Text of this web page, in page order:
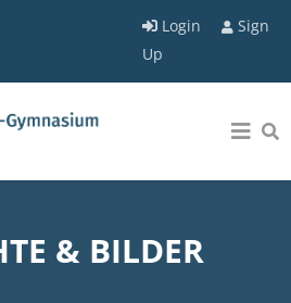
Login
Sign
Up
& BILDER